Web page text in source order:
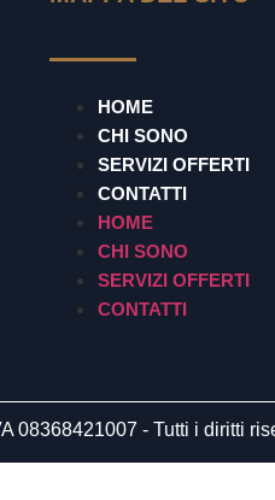
HOME
CHI SONO
SERVIZI OFFERTI
CONTATTI
HOME
CHI SONO
SERVIZI OFFERTI
CONTATTI
08368421007 - Tutti i diritti